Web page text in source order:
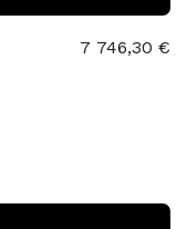
7 746,30 €